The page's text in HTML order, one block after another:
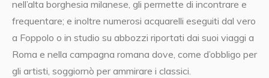
nell’alta borghesia milanese, gli permette di incontrare e
frequentare; e inoltre numerosi acquarelli eseguiti dal vero
a Foppolo o in studio su abbozzi riportati dai suoi viaggi a
Roma e nella campagna romana dove, come d’obbligo per
gli artisti, soggiornò per ammirare i classici.